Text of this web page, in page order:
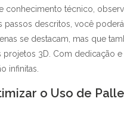
conhecimento técnico,
passos descritos, você
se destacam, mas que
projetos 3D. Com dedicação e
infinitas.
o Uso de